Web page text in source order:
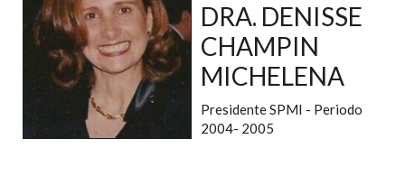
DRA. DENISSE
CHAMPIN
MICHELENA
Presidente SPMI - Periodo
2004- 2005